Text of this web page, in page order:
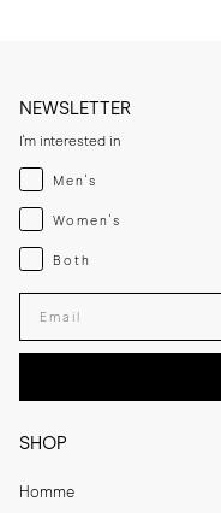
SHOP
Homme
NEWSLETTER
I'm interested in
Menswear
Men's
Womenswear
Women's
Both
Both
Enter your email adress